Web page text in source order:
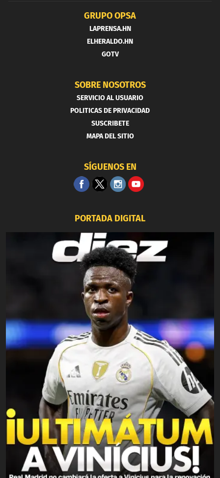
GRUPO OPSA
LAPRENSA.HN
ELHERALDO.HN
GOTV
SOBRE NOSOTROS
SERVICIO AL USUARIO
POLITICAS DE PRIVACIDAD
SUSCRIBETE
MAPA DEL SITIO
SÍGUENOS EN
PORTADA DIGITAL